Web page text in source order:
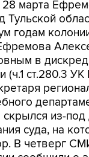
годам
в
(ч.1 ст.280.3
из-под
суда, на
В четверг
сообщили о